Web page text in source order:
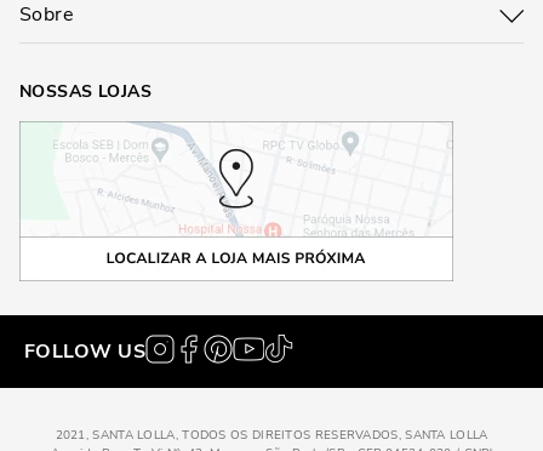
Sobre
NOSSAS LOJAS
FOLLOW US
2021, SANTA LOLLA, TODOS OS DIREITOS RESERVADOS, SANTA LOLLA